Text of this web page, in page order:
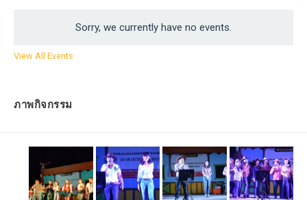
Sorry, we currently have no events.
View All Events
ภาพกิจกรรม